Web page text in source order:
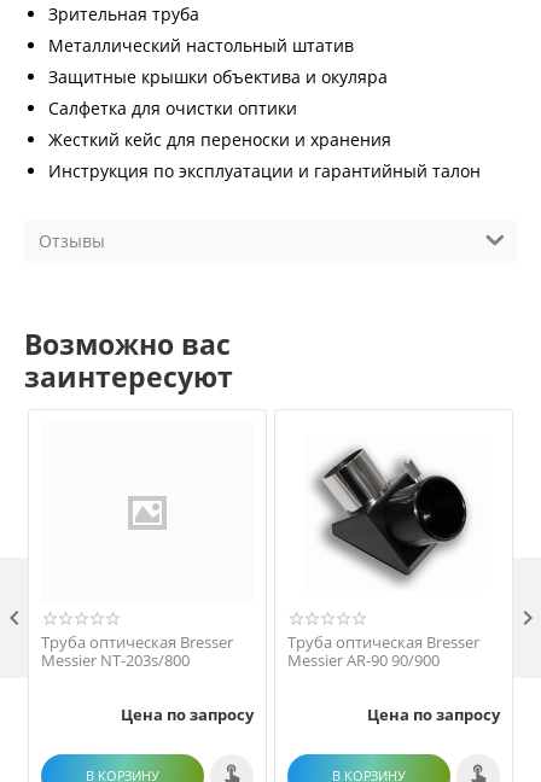
Зрительная труба
Металлический настольный штатив
Защитные крышки объектива и окуляра
Салфетка для очистки оптики
Жесткий кейс для переноски и хранения
Инструкция по эксплуатации и гарантийный талон
Отзывы
Возможно вас
заинтересуют
Труба оптическая Bresser
Messier NT-203s/800
Цена по запросу
В КОРЗИНУ
Труба оптическая Bresser
Messier AR-90 90/900
Цена по запросу
В КОРЗИНУ
 